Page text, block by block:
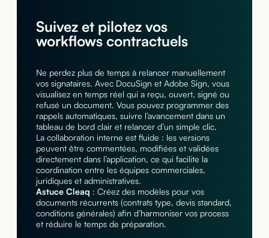
Suivez et pilotez vos
workflows contractuels
Ne perdez plus de temps à relancer manuellement
vos signataires. Avec DocuSign et Adobe Sign, vous
visualisez en temps réel qui a reçu, ouvert, signé ou
refusé un document. Vous pouvez programmer des
rappels automatiques, suivre l’avancement dans un
tableau de bord clair et relancer d’un simple clic.
La collaboration interne est fluide : les versions
peuvent être commentées, modifiées et validées
directement dans l’application, ce qui facilite la
coordination entre les équipes commerciales,
juridiques et administratives.
Astuce Cleaq : Créez des modèles pour vos
documents récurrents (contrats type, devis standard,
conditions générales) afin d’harmoniser vos process
et réduire le temps de préparation.